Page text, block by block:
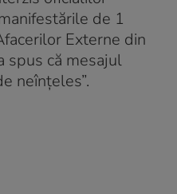
de 1
Externe din
spus că mesajul
neînțeles”.